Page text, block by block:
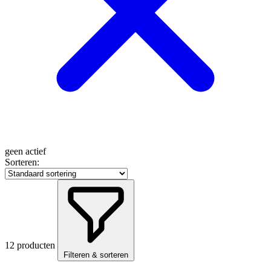
geen actief
Sorteren:
12 producten
Filteren & sorteren